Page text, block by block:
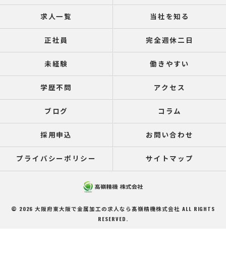
求人一覧 当社を知る
正社員 完全週休二日
未経験 働きやすい
学歴不問 アクセス
ブログ コラム
採用申込 お問い合わせ
プライバシーポリシー サイトマップ
© 2026 大阪府東大阪で金属加工の求人なら髙嶺精機株式会社 ALL RIGHTS
RESERVED.